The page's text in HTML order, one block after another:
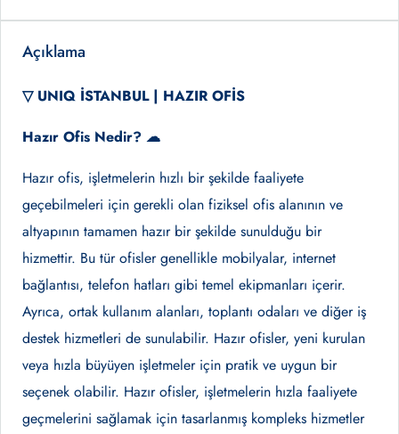
Açıklama
▽ UNIQ İSTANBUL | HAZIR OFİS
Hazır Ofis Nedir? ☁
Hazır ofis, işletmelerin hızlı bir şekilde faaliyete
geçebilmeleri için gerekli olan fiziksel ofis alanının ve
altyapının tamamen hazır bir şekilde sunulduğu bir
hizmettir. Bu tür ofisler genellikle mobilyalar, internet
bağlantısı, telefon hatları gibi temel ekipmanları içerir.
Ayrıca, ortak kullanım alanları, toplantı odaları ve diğer iş
destek hizmetleri de sunulabilir. Hazır ofisler, yeni kurulan
veya hızla büyüyen işletmeler için pratik ve uygun bir
seçenek olabilir. Hazır ofisler, işletmelerin hızla faaliyete
geçmelerini sağlamak için tasarlanmış kompleks hizmetler